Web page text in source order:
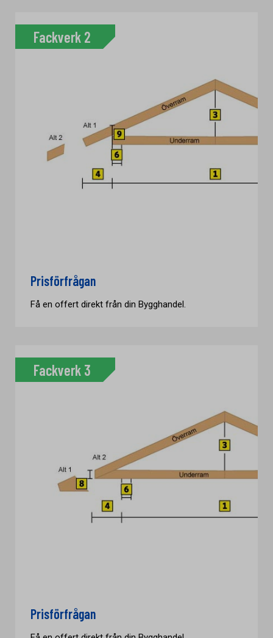
Fackverk 2
Prisförfrågan
Få en offert direkt från din Bygghandel.
Fackverk 3
Prisförfrågan